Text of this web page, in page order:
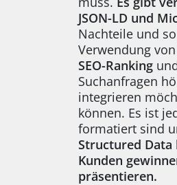
JSON-LD und
Nachteile und
Verwendung von
SEO-Ranking
Suchanfragen
integrieren
können. Es ist
formatiert sind
Structured Data
Kunden
präsentieren.